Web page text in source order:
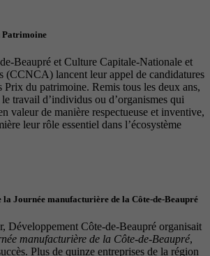
Patrimoine
Beaupré et Culture Capitale-Nationale et
(CCNCA) lancent leur appel de candidatures
Prix du patrimoine. Remis tous les deux ans,
travail d’individus ou d’organismes qui
valeur de manière respectueuse et inventive,
leur rôle essentiel dans l’écosystème
la Journée manufacturière de la Côte-de-Beaupré
Développement Côte-de-Beaupré organisait
manufacturière de la Côte-de-Beaupré,
Plus de quinze entreprises de la région